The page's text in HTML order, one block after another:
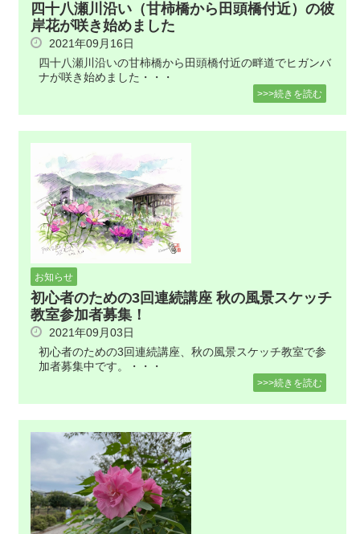
四十八瀬川沿い（甘柿橋から田頭橋付近）の彼
岸花が咲き始めました
2021年09月16日
四十八瀬川沿いの甘柿橋から田頭橋付近の畔道でヒガンバ
ナが咲き始めました・・・
>>>続きを読む
お知らせ
初心者のための3回連続講座 秋の風景スケッチ
教室参加者募集！
2021年09月03日
初心者のための3回連続講座、秋の風景スケッチ教室で参
加者募集中です。・・・
>>>続きを読む